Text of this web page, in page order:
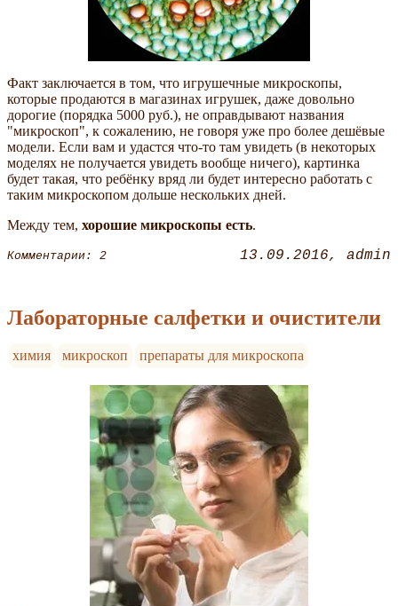
Факт заключается в том, что игрушечные микроскопы,
которые продаются в магазинах игрушек, даже довольно
дорогие (порядка 5000 руб.), не оправдывают названия
"микроскоп", к сожалению, не говоря уже про более дешёвые
модели. Если вам и удастся что-то там увидеть (в некоторых
моделях не получается увидеть вообще ничего), картинка
будет такая, что ребёнку вряд ли будет интересно работать с
таким микроскопом дольше нескольких дней.
Между тем, хорошие микроскопы есть.
Комментарии: 2 13.09.2016 admin
Лабораторные салфетки и очистители
химия микроскоп препараты для микроскопа